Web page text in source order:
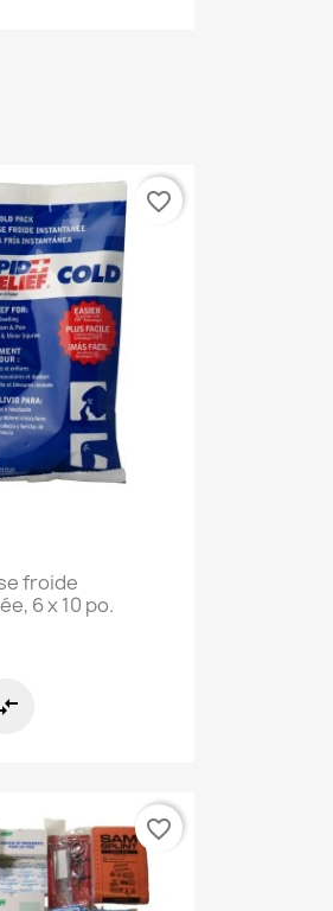
froide
6 x 10 po.
favorite_border
favorite_border